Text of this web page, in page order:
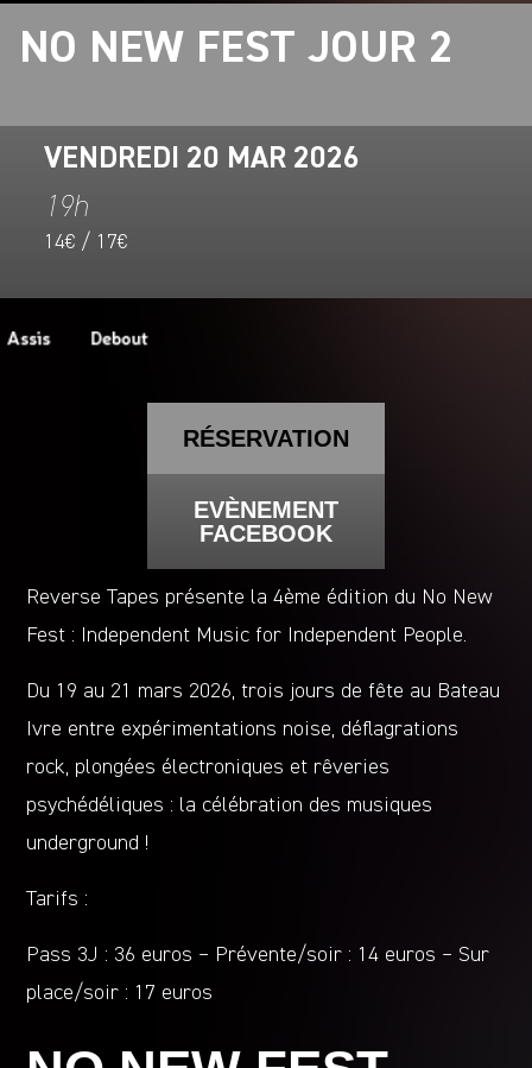
NO NEW FEST JOUR 2
VENDREDI 20 MAR 2026
19h
14€ / 17€
RÉSERVATION
EVÈNEMENT
FACEBOOK
Reverse Tapes présente la 4ème édition du No New
Fest : Independent Music for Independent People.
Du 19 au 21 mars 2026, trois jours de fête au Bateau
Ivre entre expérimentations noise, déflagrations
rock, plongées électroniques et rêveries
psychédéliques : la célébration des musiques
underground !
Tarifs :
Pass 3J : 36 euros – Prévente/soir : 14 euros – Sur
place/soir : 17 euros